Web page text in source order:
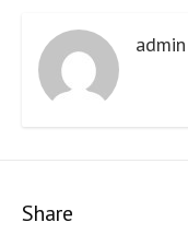
admin
Share